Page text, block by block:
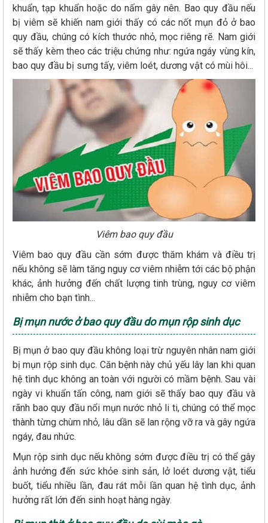
khuẩn, tạp khuẩn hoặc do nấm gây nên. Bao quy đầu nếu
bị viêm sẽ khiến nam giới thấy có các nốt mụn đỏ ở bao
quy đầu, chúng có kích thước nhỏ, mọc riêng rẽ. Nam giới
sẽ thấy kèm theo các triệu chứng như: ngứa ngáy vùng kín,
bao quy đầu bị sưng tấy, viêm loét, dương vật có mùi hôi...
Viêm bao quy đầu
Viêm bao quy đầu cần sớm được thăm khám và điều trị
nếu không sẽ làm tăng nguy cơ viêm nhiễm tới các bộ phận
khác, ảnh hưởng đến chất lượng tinh trùng, nguy cơ viêm
nhiễm cho bạn tình...
Bị mụn nước ở bao quy đầu do mụn rộp sinh dục
Bị mụn ở bao quy đầu không loại trừ nguyên nhân nam giới
bị mụn rộp sinh dục. Căn bệnh này chủ yếu lây lan khi quan
hệ tình dục không an toàn với người có mầm bệnh. Sau vài
ngày vi khuẩn tấn công, nam giới sẽ thấy bao quy đầu và
rãnh bao quy đầu nổi mụn nước nhỏ li ti, chúng có thể mọc
thành từng chùm nhỏ, lâu dần sẽ lan rộng vỡ ra và gây ngứa
ngáy, đau nhức.
Mụn rộp sinh dục nếu không sớm được điều trị có thể gây
ảnh hưởng đến sức khỏe sinh sản, lở loét dương vật, tiểu
buốt, tiểu nhiều lần, đau rát mỗi lần quan hệ tình dục, ảnh
hưởng rất lớn đến sinh hoạt hàng ngày.